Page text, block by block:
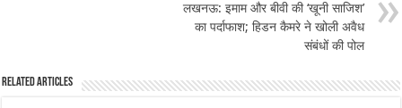
लखनऊ: इमाम और बीवी की ‘खूनी साजिश’
का पर्दाफाश; हिडन कैमरे ने खोली अवैध
संबंधों की पोल
Related Articles